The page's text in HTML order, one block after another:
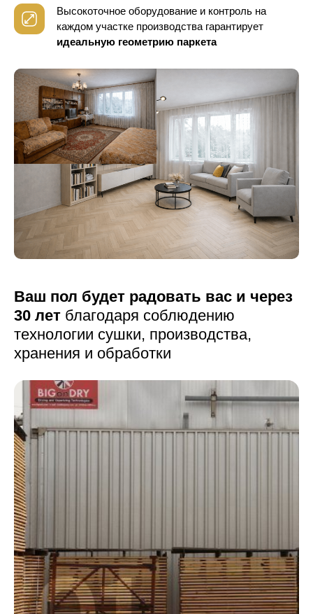
Высокоточное оборудование и контроль на
каждом участке производства гарантирует
идеальную геометрию паркета
Ваш пол будет радовать вас и через
30 лет благодаря соблюдению
технологии сушки, производства,
хранения и обработки